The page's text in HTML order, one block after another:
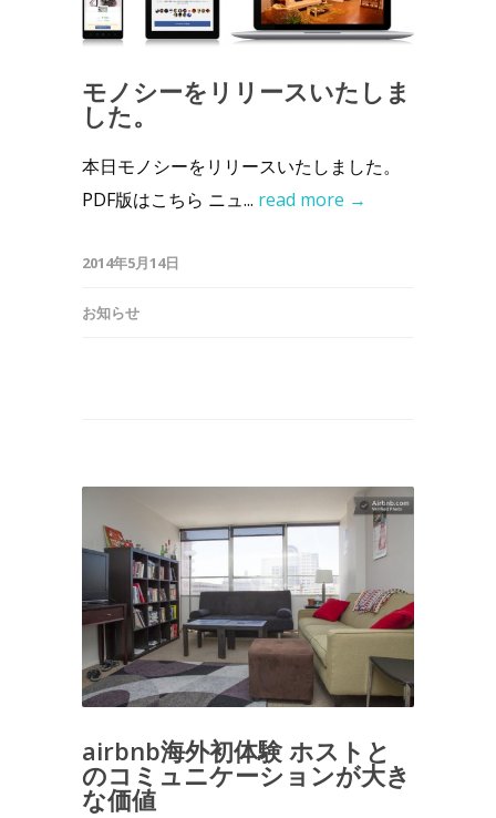
モノシーをリリースいたしま
した。
本日モノシーをリリースいたしました。
PDF版はこちら ニュ... read more →
2014年5月14日
お知らせ
airbnb海外初体験 ホストと
のコミュニケーションが大き
な価値